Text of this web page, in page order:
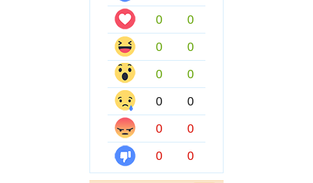
0
0
0
0
0
0
0
0
0
0
0
0